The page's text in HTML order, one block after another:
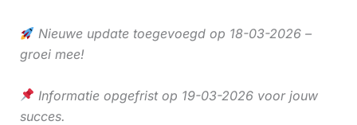
Nieuwe update toegevoegd op 18-03-2026 –
groei mee!
Informatie opgefrist op 19-03-2026 voor jouw
succes.